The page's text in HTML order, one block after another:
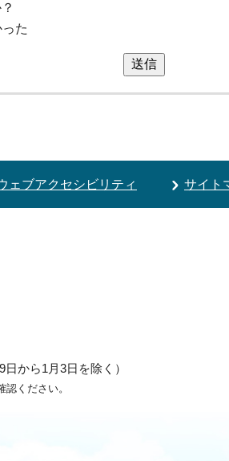
た
送信
ェブアクセシビリティ サイト
から1月3日を除く）
ください。